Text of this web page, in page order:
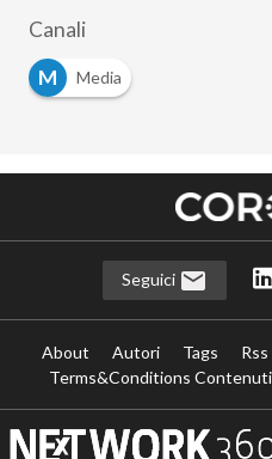
Canali
M
Media
Seguici
About Autori Tags
Terms&Conditions